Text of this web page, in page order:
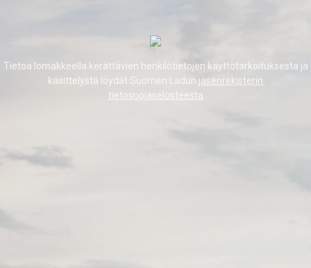
Tietoa lomakkeella kerättävien henkilötietojen käyttötarkoituksesta ja
käsittelystä löydät Suomen Ladun jäsenrekisterin
tietosuojaselosteesta